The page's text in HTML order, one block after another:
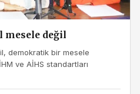
mesele değil
demokratik bir mesele
ve AİHS standartları